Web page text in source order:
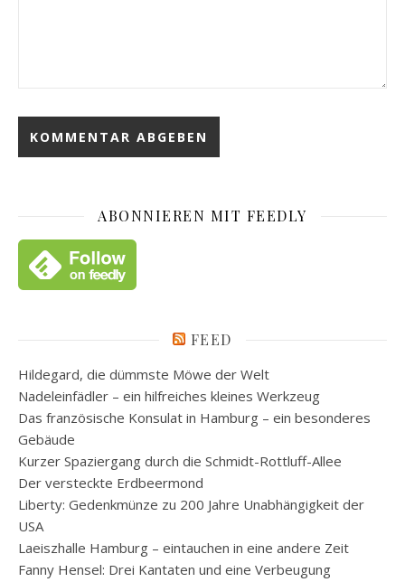
ABONNIEREN MIT FEEDLY
FEED
Hildegard, die dümmste Möwe der Welt
Nadeleinfädler – ein hilfreiches kleines Werkzeug
Das französische Konsulat in Hamburg – ein besonderes
Gebäude
Kurzer Spaziergang durch die Schmidt-Rottluff-Allee
Der versteckte Erdbeermond
Liberty: Gedenkmünze zu 200 Jahre Unabhängigkeit der
USA
Laeiszhalle Hamburg – eintauchen in eine andere Zeit
Fanny Hensel: Drei Kantaten und eine Verbeugung